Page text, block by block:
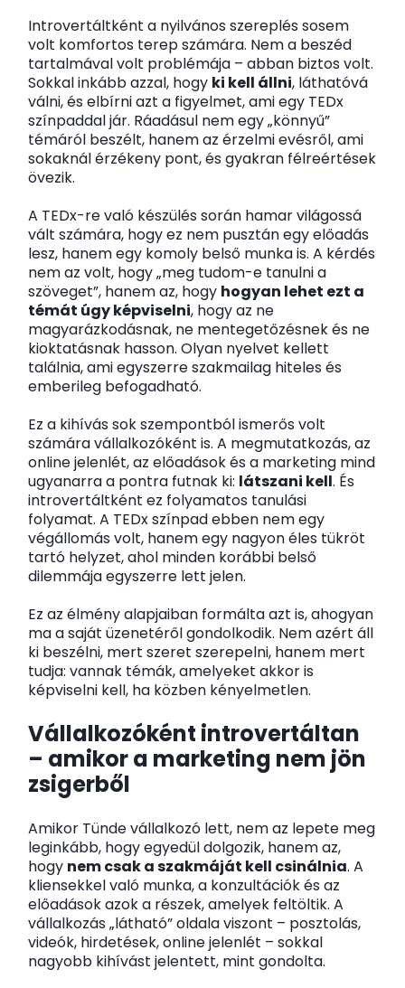
Introvertáltként a nyilvános szereplés sosem
volt komfortos terep számára. Nem a beszéd
tartalmával volt problémája – abban biztos volt.
Sokkal inkább azzal, hogy ki kell állni, láthatóvá
válni, és elbírni azt a figyelmet, ami egy TEDx
színpaddal jár. Ráadásul nem egy „könnyű”
témáról beszélt, hanem az érzelmi evésről, ami
sokaknál érzékeny pont, és gyakran félreértések
övezik.
A TEDx-re való készülés során hamar világossá
vált számára, hogy ez nem pusztán egy előadás
lesz, hanem egy komoly belső munka is. A kérdés
nem az volt, hogy „meg tudom-e tanulni a
szöveget”, hanem az, hogy hogyan lehet ezt a
témát úgy képviselni, hogy az ne
magyarázkodásnak, ne mentegetőzésnek és ne
kioktatásnak hasson. Olyan nyelvet kellett
találnia, ami egyszerre szakmailag hiteles és
emberileg befogadható.
Ez a kihívás sok szempontból ismerős volt
számára vállalkozóként is. A megmutatkozás, az
online jelenlét, az előadások és a marketing mind
ugyanarra a pontra futnak ki: látszani kell. És
introvertáltként ez folyamatos tanulási
folyamat. A TEDx színpad ebben nem egy
végállomás volt, hanem egy nagyon éles tükröt
tartó helyzet, ahol minden korábbi belső
dilemmája egyszerre lett jelen.
Ez az élmény alapjaiban formálta azt is, ahogyan
ma a saját üzenetéről gondolkodik. Nem azért áll
ki beszélni, mert szeret szerepelni, hanem mert
tudja: vannak témák, amelyeket akkor is
képviselni kell, ha közben kényelmetlen.
Vállalkozóként introvertáltan
– amikor a marketing nem jön
zsigerből
Amikor Tünde vállalkozó lett, nem az lepete meg
leginkább, hogy egyedül dolgozik, hanem az,
hogy nem csak a szakmáját kell csinálnia. A
kliensekkel való munka, a konzultációk és az
előadások azok a részek, amelyek feltöltik. A
vállalkozás „látható” oldala viszont – posztolás,
videók, hirdetések, online jelenlét – sokkal
nagyobb kihívást jelentett, mint gondolta.